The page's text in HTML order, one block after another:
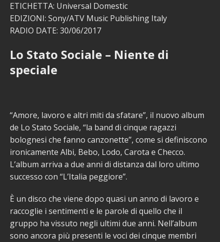
ETICHETTA: Universal Domestic
EDIZIONI: Sony/ATV Music Publishing Italy
RADIO DATE: 30/06/2017
Lo Stato Sociale – Niente di
speciale
“Amore, lavoro e altri miti da sfatare”, il nuovo album
de Lo Stato Sociale, “la band di cinque ragazzi
bolognesi che fanno canzonette”, come si definiscono
ironicamente Albi, Bebo, Lodo, Carota e Checco.
L’album arriva a due anni di distanza dal loro ultimo
successo con “L’Italia peggiore”.
È un disco che viene dopo quasi un anno di lavoro e
raccoglie i sentimenti e le parole di quello che il
gruppo ha vissuto negli ultimi due anni. Nell’album
sono ancora più presenti le voci dei cinque membri